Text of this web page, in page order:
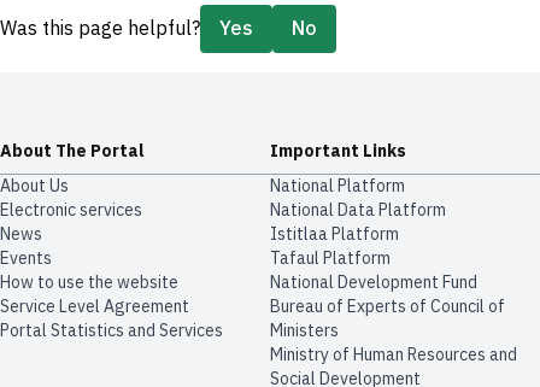
Was this page helpful? Yes No
About The Portal
About Us
Electronic services
News
Events
How to use the website
Service Level Agreement
Portal Statistics and Services
Important Links
National Platform
National Data Platform
​​Istitlaa Platform
Tafaul Platform
National Development Fund
Bureau of Experts of Council of
Ministers
Ministry of Human Resources and
Social Development